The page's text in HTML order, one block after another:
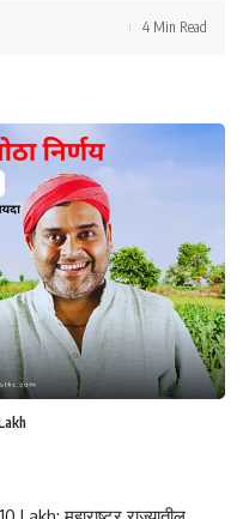
4 Min Read